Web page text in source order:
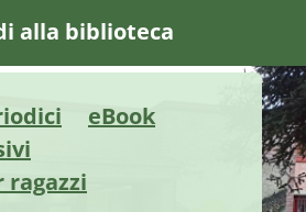
alla biblioteca
eBook
ragazzi